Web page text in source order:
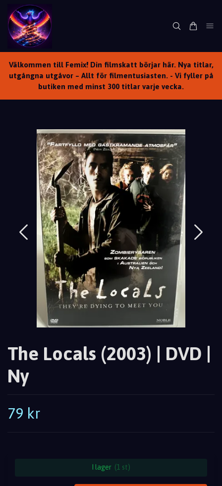
Välkommen till Femix! Din filmskatt börjar här. Nya titlar,
utgångna utgåvor – Allt för filmentusiasten. - Vi fyller på
butiken med minst 300 titlar varje vecka.
The Locals (2003) | DVD |
Ny
79 kr
I lager (1 st)